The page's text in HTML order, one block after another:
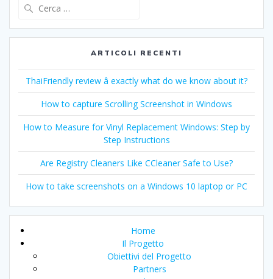
ARTICOLI RECENTI
ThaiFriendly review â exactly what do we know about it?
How to capture Scrolling Screenshot in Windows
How to Measure for Vinyl Replacement Windows: Step by
Step Instructions
Are Registry Cleaners Like CCleaner Safe to Use?
How to take screenshots on a Windows 10 laptop or PC
Home
Il Progetto
Obiettivi del Progetto
Partners